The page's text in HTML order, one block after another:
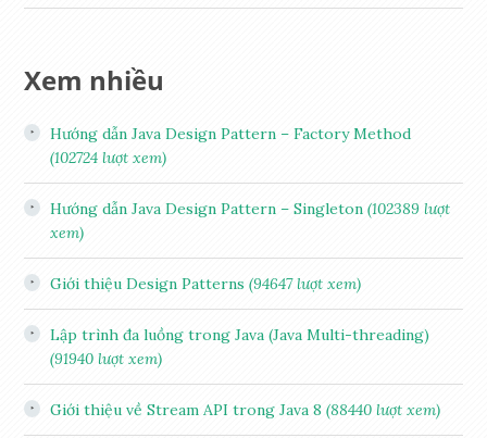
Xem nhiều
Hướng dẫn Java Design Pattern – Factory Method
(102724 lượt xem)
Hướng dẫn Java Design Pattern – Singleton(102389 lượt
xem)
Giới thiệu Design Patterns(94647 lượt xem)
Lập trình đa luồng trong Java (Java Multi-threading)
(91940 lượt xem)
Giới thiệu về Stream API trong Java 8(88440 lượt xem)